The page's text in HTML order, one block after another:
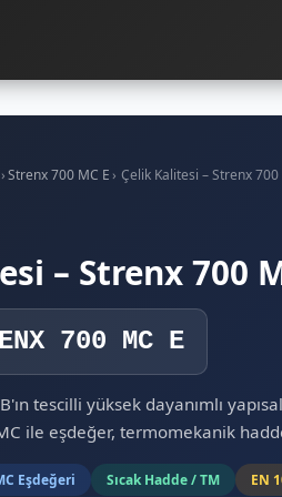
›Strenx 700 MC E› Çelik Kalitesi – Strenx 700
– Strenx 700
700 MC E
tescilli yüksek dayanımlı
ile eşdeğer, termomekanik
Eşdeğeri Sıcak Hadde / TM EN